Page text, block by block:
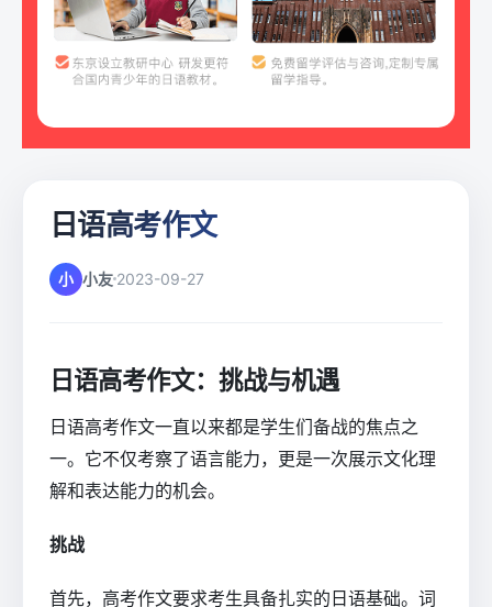
日语高考作文
小 小友 2023-09-27
日语高考作文：挑战与机遇
日语高考作文一直以来都是学生们备战的焦点之
一。它不仅考察了语言能力，更是一次展示文化理
解和表达能力的机会。
挑战
首先，高考作文要求考生具备扎实的日语基础。词